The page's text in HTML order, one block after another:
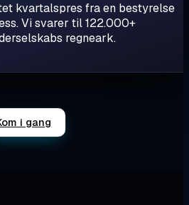
kvartalspres fra en bestyrelse
Vi svarer til 122.000+
regneark.
i gang